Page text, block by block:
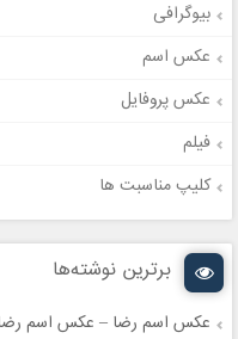
بیوگرافی
عکس اسم
عکس پروفایل
فیلم
کلیپ مناسبت ها
برترین نوشته‌ها
عکس اسم رضا – عکس اسم